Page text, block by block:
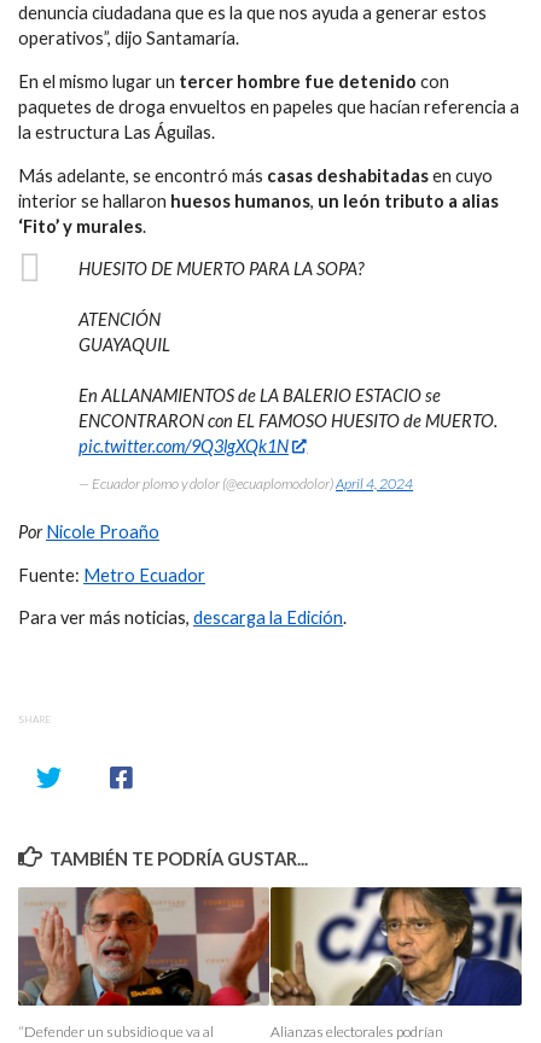
denuncia ciudadana que es la que nos ayuda a generar estos
operativos”, dijo Santamaría.
En el mismo lugar un tercer hombre fue detenido con
paquetes de droga envueltos en papeles que hacían referencia a
la estructura Las Águilas.
Más adelante, se encontró más casas deshabitadasen cuyo
interior se hallaron huesos humanos, un león tributo a alias
‘Fito’ y murales.
HUESITO DE MUERTO PARA LA SOPA?
ATENCIÓN
GUAYAQUIL
En ALLANAMIENTOS de LA BALERIO ESTACIO se
ENCONTRARON con EL FAMOSO HUESITO de MUERTO.
pic.twitter.com/9Q3lgXQk1N
— Ecuador plomo y dolor (@ecuaplomodolor)April 4, 2024
Por Nicole Proaño
Fuente: Metro Ecuador
Para ver más noticias, descarga la Edición.
SHARE
TAMBIÉN TE PODRÍA GUSTAR...
“Defender un subsidio que va al
Alianzas electorales podrían